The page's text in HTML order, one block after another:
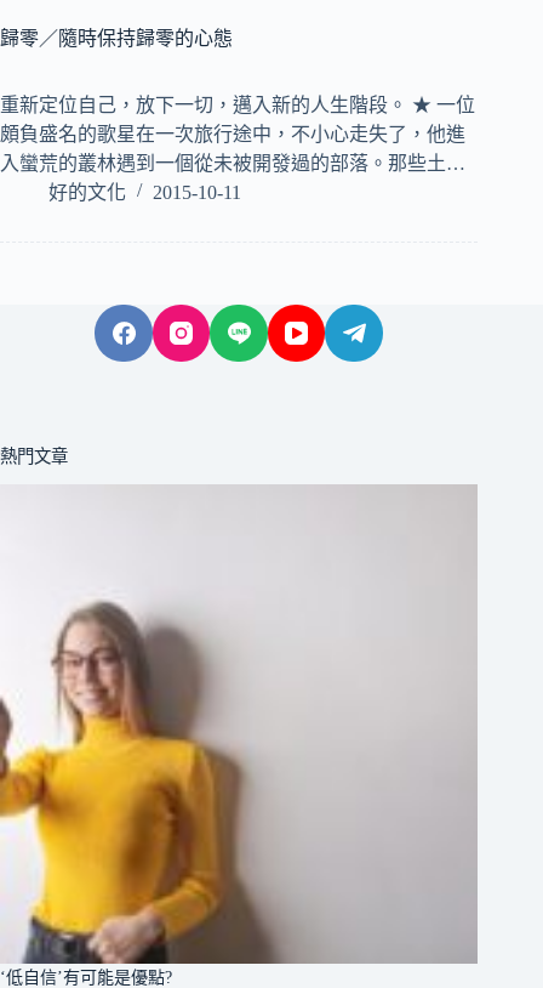
歸零／隨時保持歸零的心態
重新定位自己，放下一切，邁入新的人生階段。 ★ 一位
頗負盛名的歌星在一次旅行途中，不小心走失了，他進
入蠻荒的叢林遇到一個從未被開發過的部落。那些土…
好的文化
2015-10-11
熱門文章
‘低自信’有可能是優點?